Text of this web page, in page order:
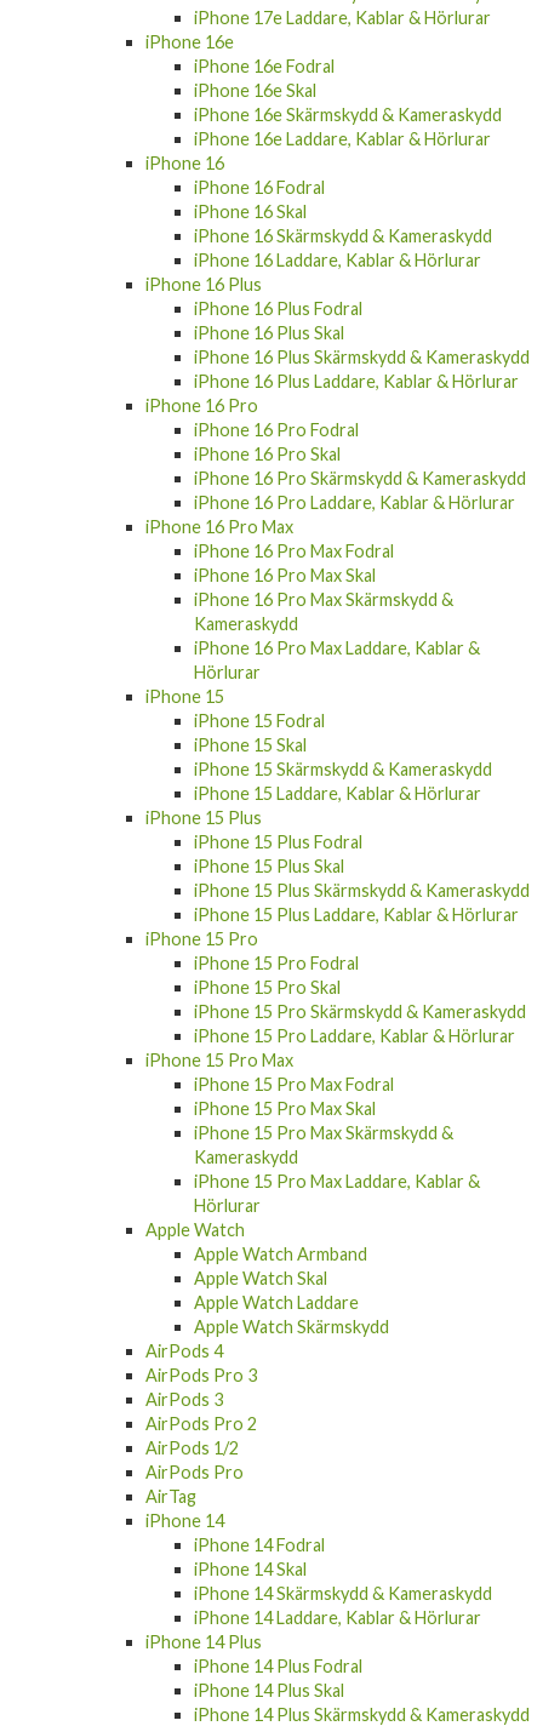
iPhone 16e
iPhone 16e Fodral
iPhone 16e Skal
iPhone 16e Skärmskydd & Kameraskydd
iPhone 16e Laddare, Kablar & Hörlurar
iPhone 16
iPhone 16 Fodral
iPhone 16 Skal
iPhone 16 Skärmskydd & Kameraskydd
iPhone 16 Laddare, Kablar & Hörlurar
iPhone 16 Plus
iPhone 16 Plus Fodral
iPhone 16 Plus Skal
iPhone 16 Plus Skärmskydd & Kameraskydd
iPhone 16 Plus Laddare, Kablar & Hörlurar
iPhone 16 Pro
iPhone 16 Pro Fodral
iPhone 16 Pro Skal
iPhone 16 Pro Skärmskydd & Kameraskydd
iPhone 16 Pro Laddare, Kablar & Hörlurar
iPhone 16 Pro Max
iPhone 16 Pro Max Fodral
iPhone 16 Pro Max Skal
iPhone 16 Pro Max Skärmskydd &
Kameraskydd
iPhone 16 Pro Max Laddare, Kablar &
Hörlurar
iPhone 15
iPhone 15 Fodral
iPhone 15 Skal
iPhone 15 Skärmskydd & Kameraskydd
iPhone 15 Laddare, Kablar & Hörlurar
iPhone 15 Plus
iPhone 15 Plus Fodral
iPhone 15 Plus Skal
iPhone 15 Plus Skärmskydd & Kameraskydd
iPhone 15 Plus Laddare, Kablar & Hörlurar
iPhone 15 Pro
iPhone 15 Pro Fodral
iPhone 15 Pro Skal
iPhone 15 Pro Skärmskydd & Kameraskydd
iPhone 15 Pro Laddare, Kablar & Hörlurar
iPhone 15 Pro Max
iPhone 15 Pro Max Fodral
iPhone 15 Pro Max Skal
iPhone 15 Pro Max Skärmskydd &
Kameraskydd
iPhone 15 Pro Max Laddare, Kablar &
Hörlurar
Apple Watch
Apple Watch Armband
Apple Watch Skal
Apple Watch Laddare
Apple Watch Skärmskydd
AirPods 4
AirPods Pro 3
AirPods 3
AirPods Pro 2
AirPods 1/2
AirPods Pro
AirTag
iPhone 14
iPhone 14 Fodral
iPhone 14 Skal
iPhone 14 Skärmskydd & Kameraskydd
iPhone 14 Laddare, Kablar & Hörlurar
iPhone 14 Plus
iPhone 14 Plus Fodral
iPhone 14 Plus Skal
iPhone 14 Plus Skärmskydd & Kameraskydd
iPhone 14 Plus Laddare, Kablar & Hörlurar